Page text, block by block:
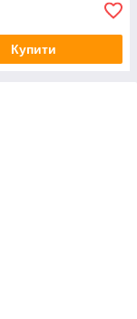
Купити